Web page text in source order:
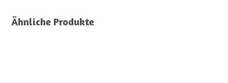
Ähnliche Produkte